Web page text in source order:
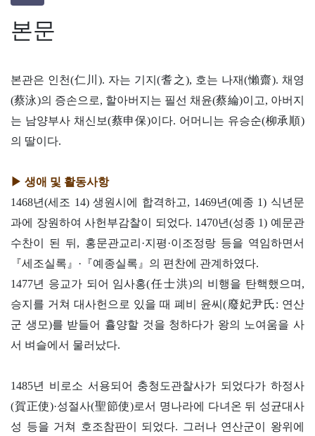
본문
본관은 인천(仁川). 자는 기지(耆之), 호는 나재(懶齋). 채영
(蔡泳)의 증손으로, 할아버지는 필선 채윤(蔡綸)이고, 아버지
는 남양부사 채신보(蔡申保)이다. 어머니는 유승순(柳承順)
의 딸이다.
▶ 생애 및 활동사항
1468년(세조 14) 생원시에 합격하고, 1469년(예종 1) 식년문
과에 장원하여 사헌부감찰이 되었다. 1470년(성종 1) 예문관
수찬이 된 뒤, 홍문관교리·지평·이조정랑 등을 역임하면서
『세조실록』·『예종실록』의 편찬에 관계하였다.
1477년 응교가 되어 임사홍(任士洪)의 비행을 탄핵했으며,
승지를 거쳐 대사헌으로 있을 때 폐비 윤씨(廢妃尹氏: 연산
군 생모)를 받들어 휼양할 것을 청하다가 왕의 노여움을 사
서 벼슬에서 물러났다.
1485년 비로소 서용되어 충청도관찰사가 되었다가 하정사
(賀正使)·성절사(聖節使)로서 명나라에 다녀온 뒤 성균대사
성 등을 거쳐 호조참판이 되었다. 그러나 연산군이 왕위에